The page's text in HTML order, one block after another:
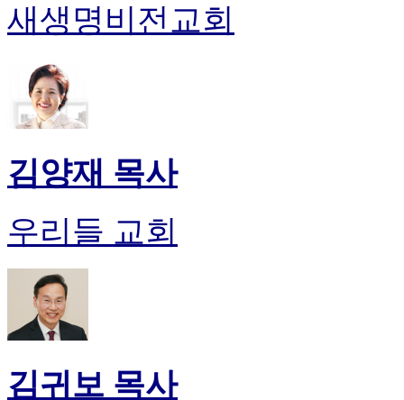
새생명비전교회
김양재 목사
우리들 교회
김귀보 목사